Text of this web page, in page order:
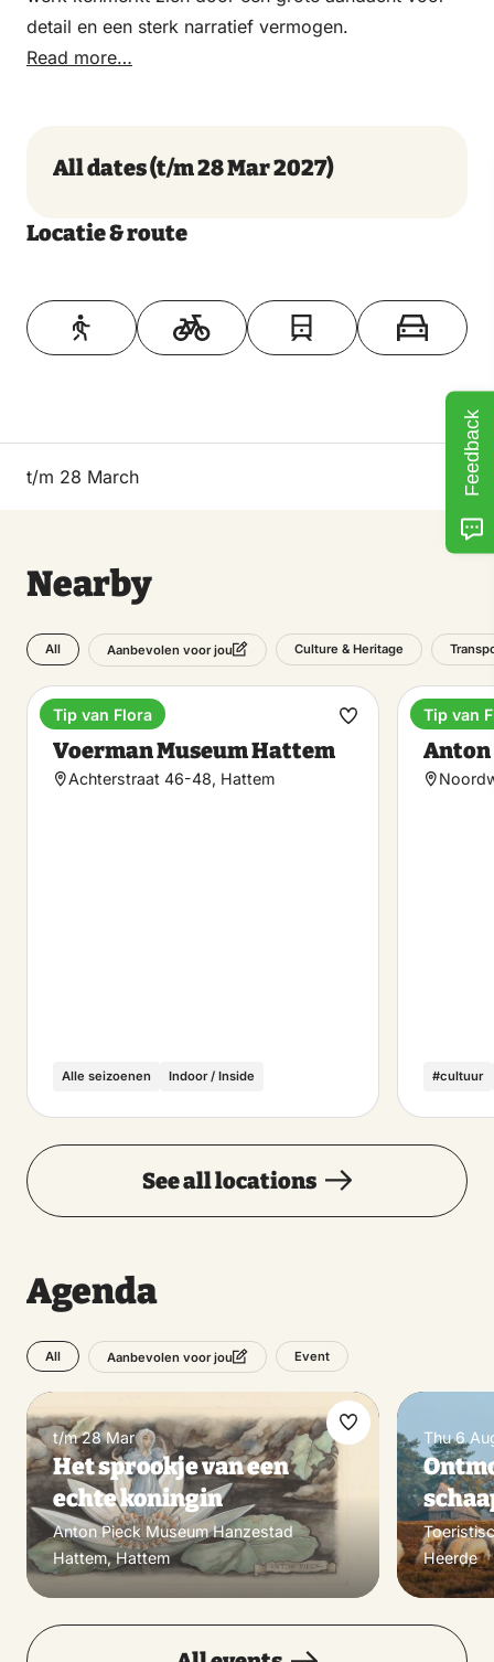
detail en een sterk narratief vermogen.
Read more…
All dates(t/m 28 Mar 2027)
Locatie & route
Toon op kaart
t/m 28 March
Nearby
All Aanbevolen voor jou Culture & Heritage
Museum
Voerman Museum Hattem
Achterstraat 46-48, Hattem
Alle seizoenen Indoor / Inside
Tip van Flora
Make
Anton
#cultuur
Tip van
See all locations
Agenda
All Aanbevolen voor jou Event
t/m 28 Mar
Het sprookje van een
echte koningin
Anton Pieck Museum Hanzestad
Hattem, Hattem
Make
favorite
Thu 6
Heerde
Feedback